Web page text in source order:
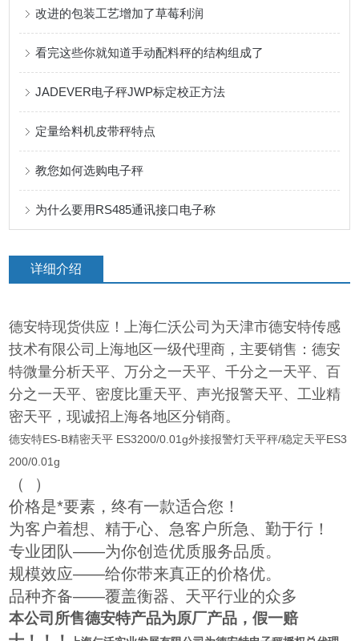
改进的包装工艺增加了草莓利润
看完这些你就知道手动配料秤的结构组成了
JADEVER电子秤JWP标定校正方法
定量给料机皮带秤特点
教您如何选购电子秤
为什么要用RS485通讯接口电子称
详细介绍
德安特现货供应！上海仁沃公司为天津市德安特传感
技术有限公司上海地区一级代理商，主要销售：德安
特微量分析天平、万分之一天平、千分之一天平、百
分之一天平、密度比重天平、声光报警天平、工业精
密天平，现诚招上海各地区分销商。
德安特ES-B精密天平 ES3200/0.01g外接报警灯天平秤/稳定天平ES3
200/0.01g
（
）
价格是*要素，终有一款适合您！
为客户着想、精于心、急客户所急、勤于行！
专业团队——为你创造优质服务品质。
规模效应——给你带来真正的价格优。
品种齐备——覆盖衡器、天平行业的众多
本公司所售德安特产品为原厂产品，假一赔